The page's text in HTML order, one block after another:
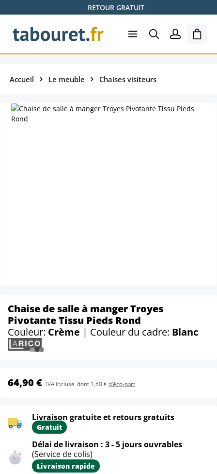
Passer au contenu principalRETOUR GRATUIT
Le
Accueil Le meuble Chaises visiteurs
Chaise de salle à manger Troyes
Pivotante Tissu Pieds Rond
Couleur: Crème | Couleur du cadre: Blanc
64,90 € TVA incluse dont 1,80 €d'éco-part
Livraison gratuite et retours gratuits
Gratuit
Délai de livraison : 3 - 5 jours ouvrables
(Service de colis)
Livraison rapide